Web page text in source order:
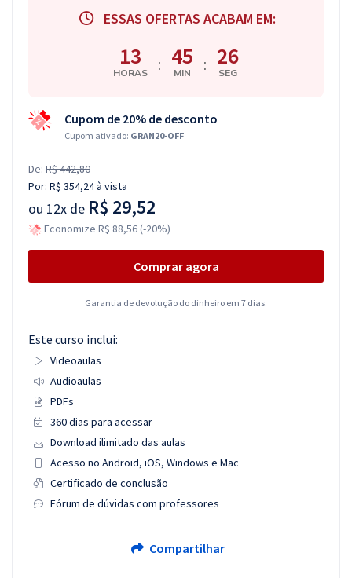
Conteúdo gratuito
Atendimento
ESSAS OFERTAS ACABAM EM:
13
HORAS : 45
MIN : 25
SEG
Cupom de 20% de desconto
Cupom ativado: GRAN20-OFF
De: R$ 442,80
Por: R$ 354,24à vista
ou 12x de R$ 29,52
Economize R$ 88,56 (-20%)
Comprar agora
Garantia de devolução do dinheiro em 7 dias.
Este curso inclui:
Videoaulas
Audioaulas
PDFs
360 dias para acessar
Download ilimitado das aulas
Acesso no Android, iOS, Windows e Mac
Certificado de conclusão
Fórum de dúvidas com professores
Compartilhar